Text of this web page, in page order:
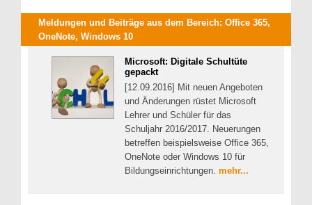
Meldungen und Beiträge aus dem Bereich: Office 365,
OneNote, Windows 10
Microsoft: Digitale Schultüte
gepackt
[12.09.2016] Mit neuen Angeboten
und Änderungen rüstet Microsoft
Lehrer und Schüler für das
Schuljahr 2016/2017. Neuerungen
betreffen beispielsweise Office 365,
OneNote oder Windows 10 für
Bildungseinrichtungen. mehr...